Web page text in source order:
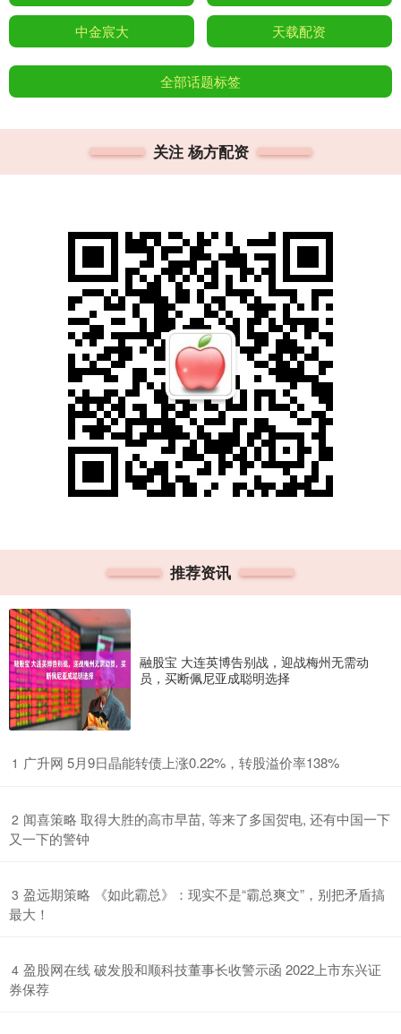
中金宸大 天载配资
全部话题标签
关注 杨方配资
推荐资讯
融股宝 大连英博告别战，迎战梅州无需动
员，买断佩尼亚成聪明选择
1 ​广升网 5月9日晶能转债上涨0.22%，转股溢价率138%
2 ​闻喜策略 取得大胜的高市早苗, 等来了多国贺电, 还有中国一下
又一下的警钟
3 ​盈远期策略 《如此霸总》：现实不是“霸总爽文”，别把矛盾搞
最大！
4 ​盈股网在线 破发股和顺科技董事长收警示函 2022上市东兴证
券保荐